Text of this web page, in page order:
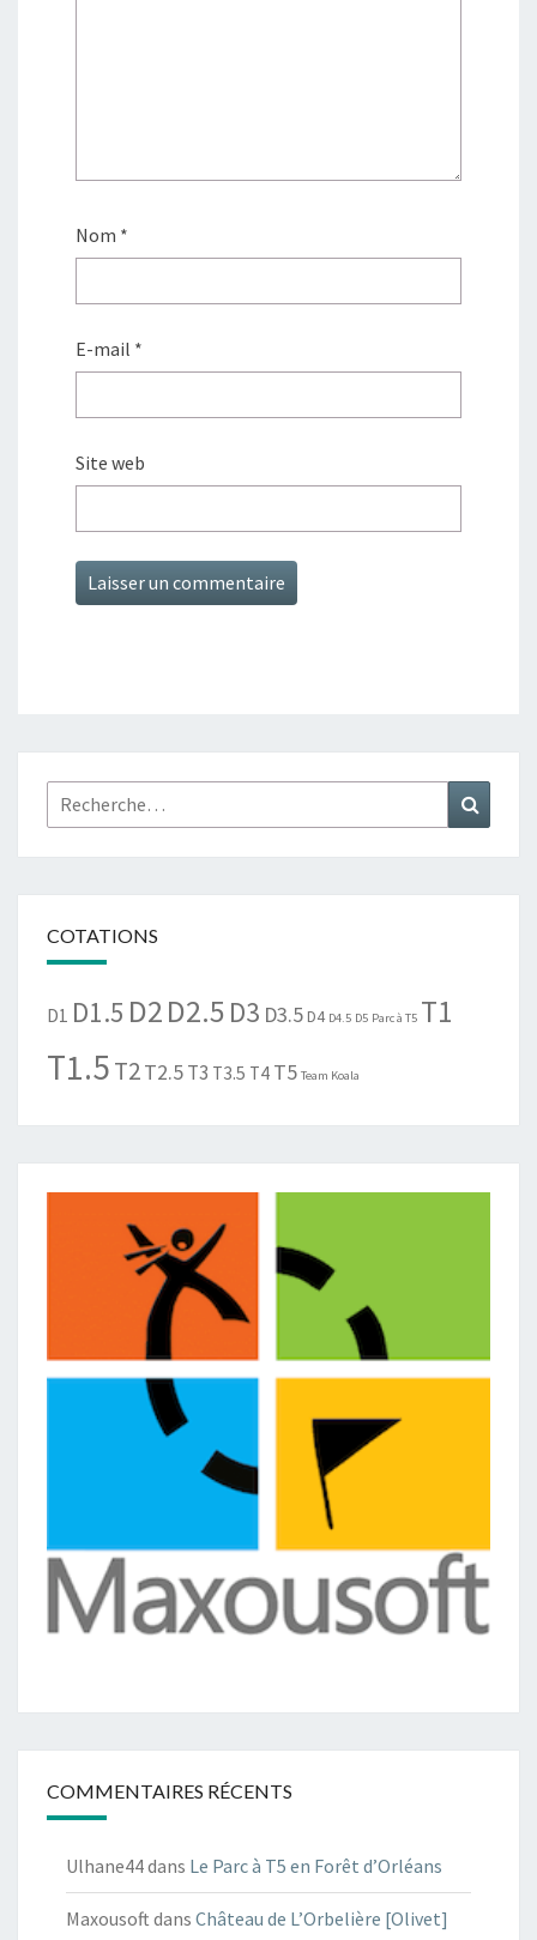
Nom *
E-mail *
Site web
Rechercher :
COTATIONS
D1 D1.5 D2D2.5 D3 D3.5 D4 D4.5 D5 Parc à T5 T1
T1.5T2T2.5T3 T3.5 T4 T5 Team Koala
COMMENTAIRES RÉCENTS
Ulhane44dans Le Parc à T5 en Forêt d’Orléans
Maxousoftdans Château de L’Orbelière [Olivet]